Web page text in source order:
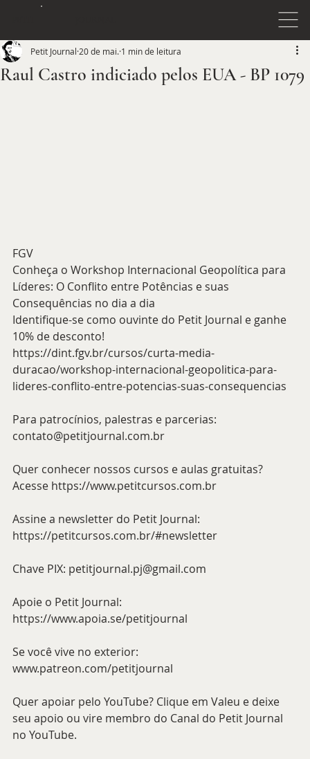
Raul Castro indiciado pelos EUA - BP 1079
Petit Journal 20 de mai. 1 min de leitura
FGV
Conheça o Workshop Internacional Geopolítica para
Líderes: O Conflito entre Potências e suas
Consequências no dia a dia
Identifique-se como ouvinte do Petit Journal e ganhe
10% de desconto!
https://dint.fgv.br/cursos/curta-media-
duracao/workshop-internacional-geopolitica-para-
lideres-conflito-entre-potencias-suas-consequencias
Para patrocínios, palestras e parcerias:
contato@petitjournal.com.br
Quer conhecer nossos cursos e aulas gratuitas?
Acesse https://www.petitcursos.com.br
Assine a newsletter do Petit Journal:
https://petitcursos.com.br/#newsletter
Chave PIX: petitjournal.pj@gmail.com
Apoie o Petit Journal:
https://www.apoia.se/petitjournal
Se você vive no exterior:
www.patreon.com/petitjournal
Quer apoiar pelo YouTube? Clique em Valeu e deixe
seu apoio ou vire membro do Canal do Petit Journal
no YouTube.